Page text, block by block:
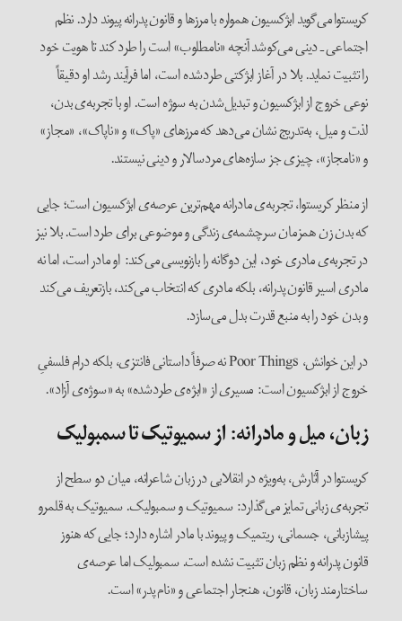
کریستوا می‌گوید ابژکسیون همواره با مرزها و قانون پدرانه پیوند دارد. نظم
اجتماعی ـ دینی می‌کوشد آنچه «نامطلوب» است را طرد کند تا هویت خود
را تثبیت نماید. بلا در آغاز ابژکتی طردشده است، اما فرآیند رشد او دقیقاً
نوعی خروج از ابژکسیون و تبدیل‌شدن به سوژه است. او با تجربه‌ی بدن،
لذت و میل، به‌تدریج نشان می‌دهد که مرزهای «پاک» و «ناپاک»، «مجاز»
و «نامجاز»، چیزی جز سازه‌های مردسالار و دینی نیستند.
از منظر کریستوا، تجربه‌ی مادرانه مهم‌ترین عرصه‌ی ابژکسیون است؛ جایی
که بدن زن همزمان سرچشمه‌ی زندگی و موضوعی برای طرد است. بلا نیز
در تجربه‌ی مادری خود، این دوگانه را بازنویسی می‌کند: او مادر است، اما نه
مادری اسیر قانون پدرانه، بلکه مادری که انتخاب می‌کند، بازتعریف می‌کند
و بدن خود را به منبع قدرت بدل می‌سازد.
در این خوانش، Poor Things نه صرفاً داستانی فانتزی، بلکه درام فلسفیِ
خروج از ابژکسیون است: مسیری از «ابژه‌ی طردشده» به «سوژه‌ی آزاد».
زبان،میل و مادرانه: از سمیوتیک تا سمبولیک
کریستوا در آثارش، به‌ویژه در انقلابی در زبان شاعرانه، میان دو سطح از
تجربه‌ی زبانی تمایز می‌گذارد: سمیوتیک و سمبولیک. سمیوتیک به قلمرو
پیشا‌زبانی، جسمانی، ریتمیک و پیوند با مادر اشاره دارد؛ جایی که هنوز
قانون پدرانه و نظم زبان تثبیت نشده است. سمبولیک اما عرصه‌ی
ساختارمند زبان، قانون، هنجار اجتماعی و «نام پدر» است.